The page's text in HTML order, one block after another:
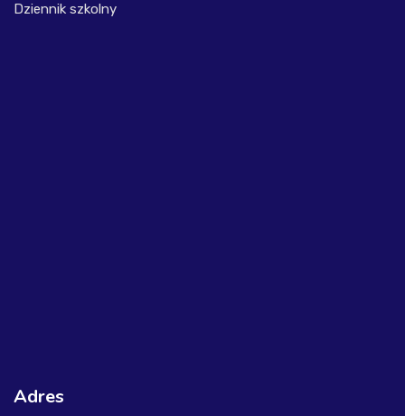
Dziennik szkolny
Adres